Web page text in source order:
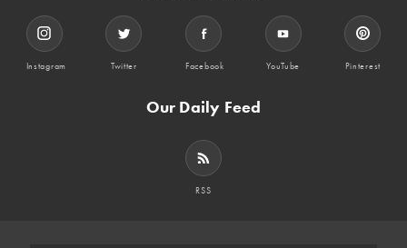
Instagram Twitter Facebook YouTube Pinterest
Our Daily Feed
RSS